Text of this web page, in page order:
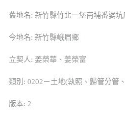
舊地名: 新竹縣竹北一堡南埔番婆坑
今地名: 新竹縣峨眉鄉
立契人: 姜榮華、姜榮富
類別: 0202－土地(執照、歸管分管
版本: 2